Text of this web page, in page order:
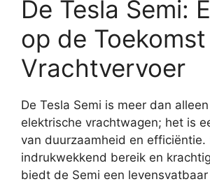
De Tesla Semi:
op de
Vrachtvervoer
De Tesla Semi is meer dan
elektrische vrachtwagen; het is
van duurzaamheid en efficiëntie.
indrukwekkend bereik en
biedt de Semi een